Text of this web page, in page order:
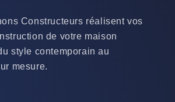
Constructeurs réalisent vos
de votre maison
style contemporain au
mesure.